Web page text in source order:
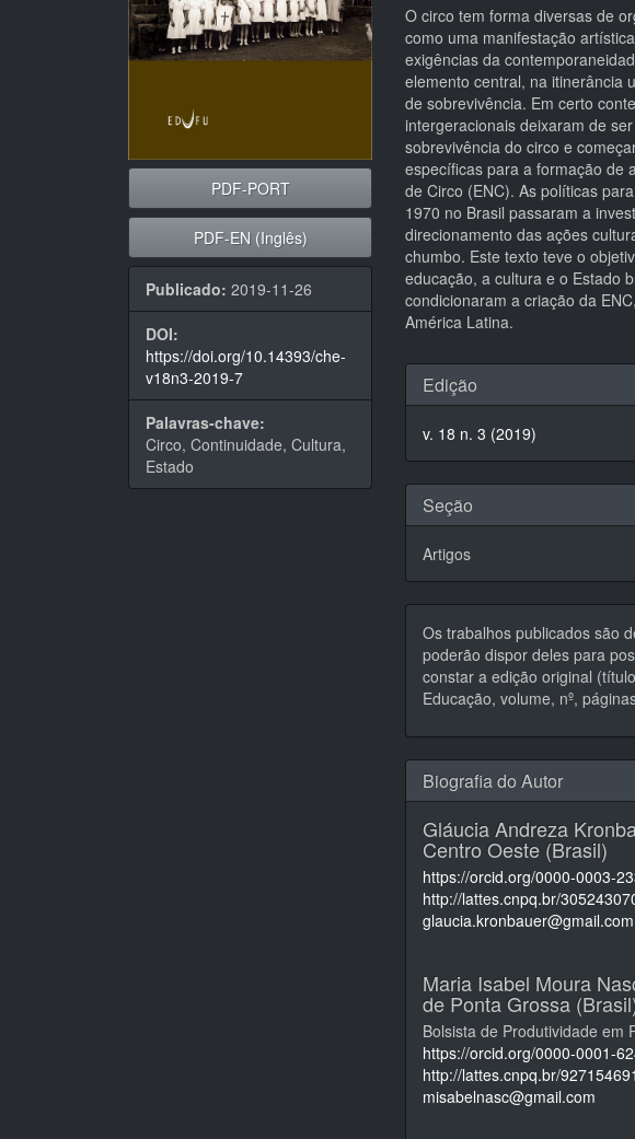
PDF-PORT
PDF-EN (Inglês)
Publicado: 2019-11-26
DOI:
https://doi.org/10.14393/che-
v18n3-2019-7
Palavras-chave:
Circo, Continuidade, Cultura,
Estado
O circo tem forma diversas de
como uma manifestação
exigências da
elemento central, na itinerância
de sobrevivência. Em certo
intergeracionais deixaram de
sobrevivência do circo e
específicas para a formação de
de Circo (ENC). As políticas
1970 no Brasil passaram a
direcionamento das ações
chumbo. Este texto teve o
educação, a cultura e o Estado
condicionaram a criação da
América Latina.
Detalhes
do
artigo
Edição
v. 18 n. 3 (2019)
Seção
Artigos
Os trabalhos publicados são
poderão dispor deles para
constar a edição original
Educação, volume, nº,
Biografia do Autor
Gláucia Andreza
Centro Oeste (Brasil)
https://orcid.org/0000-0003-
http://lattes.cnpq.br/
glaucia.kronbauer@gmail.com
Maria Isabel Moura
de Ponta Grossa
Bolsista de Produtividade em
https://orcid.org/0000-0001-
http://lattes.cnpq.br/
misabelnasc@gmail.com